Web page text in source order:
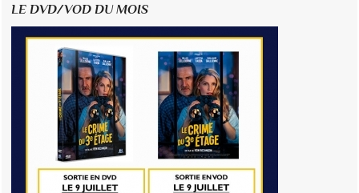
LE DVD/VOD DU MOIS